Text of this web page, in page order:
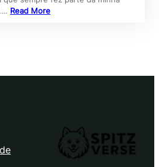
Read More